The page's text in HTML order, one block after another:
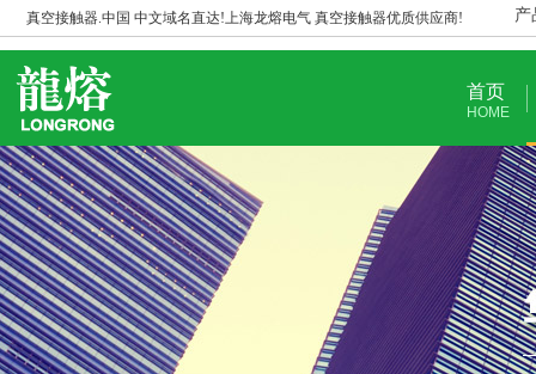
真空接触器.中国 中文域名直达!上海龙熔电气 真空接触器优质供应商! 产
首页
HOME